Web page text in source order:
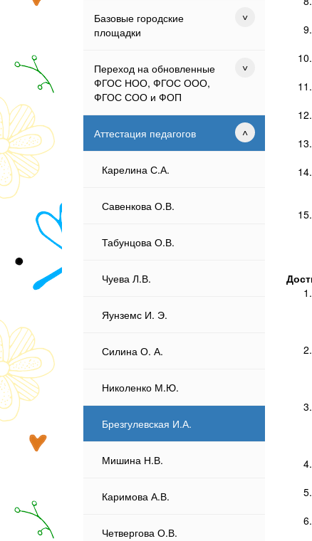
Базовые городские
площадки
Переход на обновленные
ФГОС НОО, ФГОС ООО,
ФГОС СОО и ФОП
Аттестация педагогов
Карелина С.А.
Савенкова О.В.
Табунцова О.В.
Чуева Л.В.
Яунземс И. Э.
Силина О. А.
Николенко М.Ю.
Брезгулевская И.А.
Мишина Н.В.
Каримова А.В.
Четвергова О.В.